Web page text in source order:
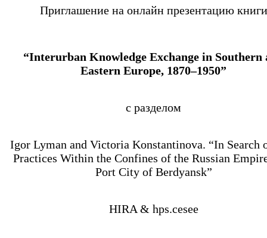
Приглашение на онлайн презентацию книги
“Interurban Knowledge Exchange in Southern
Eastern Europe, 1870–1950”
с разделом
Igor Lyman and Victoria Konstantinova. “In Search
Practices Within the Confines of the Russian
Port City of Berdyansk”
HIRA & hps.cesee